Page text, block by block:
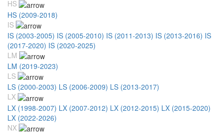
HS
HS (2009-2018)
IS
IS (2003-2005) IS (2005-2010) IS (2011-2013) IS (2013-2016) IS
(2017-2020) IS (2020-2025)
LM
LM (2019-2023)
LS
LS (2000-2003) LS (2006-2009) LS (2013-2017)
LX
LX (1998-2007) LX (2007-2012) LX (2012-2015) LX (2015-2020)
LX (2022-2026)
NX